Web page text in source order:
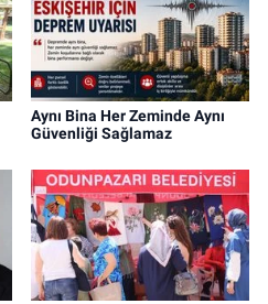
Aynı Bina Her Zeminde Aynı
Güvenliği Sağlamaz